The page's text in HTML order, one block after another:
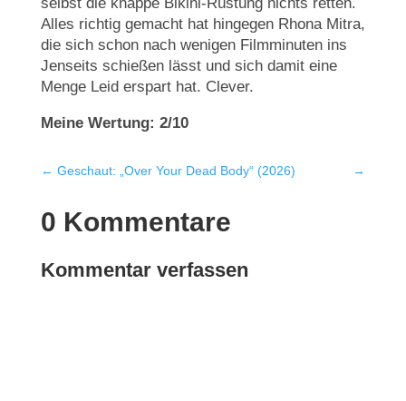
Alles richtig gemacht hat hingegen Rhona Mitra,
die sich schon nach wenigen Filmminuten ins
Jenseits schießen lässt und sich damit eine
Menge Leid erspart hat. Clever.
Meine Wertung: 2/10
← Geschaut: „Over Your Dead Body“ (2026) →
0 Kommentare
Kommentar verfassen